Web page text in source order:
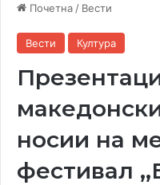
Почетна / Вести
Вести Култура
носии на
фестивал